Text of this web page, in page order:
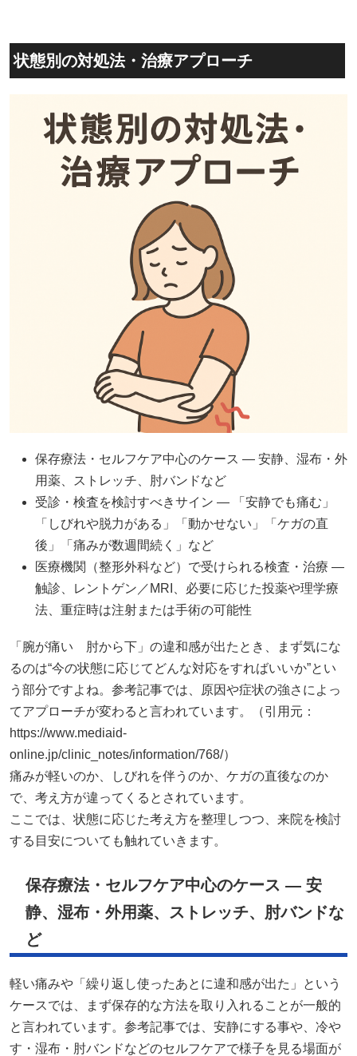
状態別の対処法・治療アプローチ
保存療法・セルフケア中心のケース — 安静、湿布・外
用薬、ストレッチ、肘バンドなど
受診・検査を検討すべきサイン — 「安静でも痛む」
「しびれや脱力がある」「動かせない」「ケガの直
後」「痛みが数週間続く」など
医療機関（整形外科など）で受けられる検査・治療 —
触診、レントゲン／MRI、必要に応じた投薬や理学療
法、重症時は注射または手術の可能性
「腕が痛い 肘から下」の違和感が出たとき、まず気にな
るのは“今の状態に応じてどんな対応をすればいいか”とい
う部分ですよね。参考記事では、原因や症状の強さによっ
てアプローチが変わると言われています。（引用元：
https://www.mediaid-
online.jp/clinic_notes/information/768/）
痛みが軽いのか、しびれを伴うのか、ケガの直後なのか
で、考え方が違ってくるとされています。
ここでは、状態に応じた考え方を整理しつつ、来院を検討
する目安についても触れていきます。
保存療法・セルフケア中心のケース — 安
静、湿布・外用薬、ストレッチ、肘バンドな
ど
軽い痛みや「繰り返し使ったあとに違和感が出た」という
ケースでは、まず保存的な方法を取り入れることが一般的
と言われています。参考記事では、安静にする事や、冷や
す・湿布・肘バンドなどのセルフケアで様子を見る場面が